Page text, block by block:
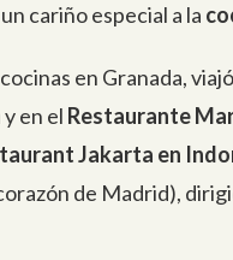
cariño especial a la
en Granada,
y en el Restaurante
Jakarta en
de Madrid),